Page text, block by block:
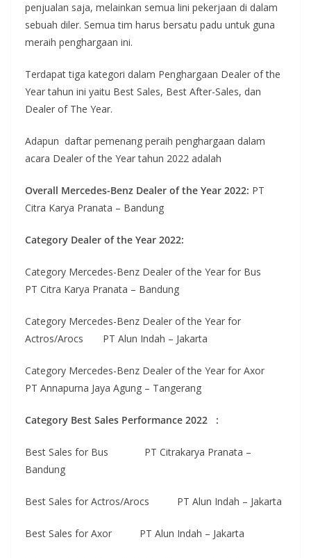
penjualan saja, melainkan semua lini pekerjaan di dalam
sebuah diler. Semua tim harus bersatu padu untuk guna
meraih penghargaan ini.
Terdapat tiga kategori dalam Penghargaan Dealer of the
Year tahun ini yaitu Best Sales, Best After-Sales, dan
Dealer of The Year.
Adapun daftar pemenang peraih penghargaan dalam
acara Dealer of the Year tahun 2022 adalah
Overall Mercedes-Benz Dealer of the Year 2022: PT
Citra Karya Pranata – Bandung
Category Dealer of the Year 2022:
Category Mercedes-Benz Dealer of the Year for Bus
PT Citra Karya Pranata – Bandung
Category Mercedes-Benz Dealer of the Year for
Actros/Arocs PT Alun Indah – Jakarta
Category Mercedes-Benz Dealer of the Year for Axor
PT Annapurna Jaya Agung – Tangerang
Category Best Sales Performance 2022 :
Best Sales for Bus PT Citrakarya Pranata –
Bandung
Best Sales for Actros/Arocs PT Alun Indah – Jakarta
Best Sales for Axor PT Alun Indah – Jakarta